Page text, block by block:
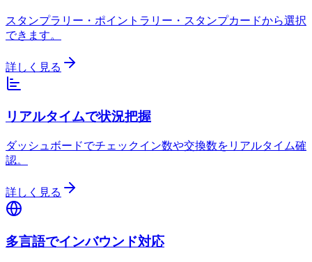
スタンプラリー・ポイントラリー・スタンプカードから選択
できます。
詳しく見る
リアルタイムで状況把握
ダッシュボードでチェックイン数や交換数をリアルタイム確
認。
詳しく見る
多言語でインバウンド対応